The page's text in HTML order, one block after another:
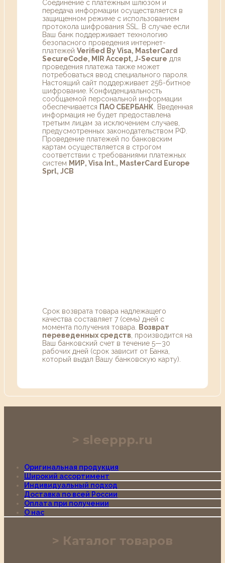
Соединение с платежным шлюзом и
передача информации осуществляется в
защищенном режиме с использованием
протокола шифрования SSL. В случае если
Ваш банк поддерживает технологию
безопасного проведения интернет-
платежей Verified By Visa, MasterCard
SecureCode, MIR Accept, J-Secure для
проведения платежа также может
потребоваться ввод специального пароля.
Настоящий сайт поддерживает 256-битное
шифрование. Конфиденциальность
сообщаемой персональной информации
обеспечивается ПАО СБЕРБАНК . Введенная
информация не будет предоставлена
третьим лицам за исключением случаев,
предусмотренных законодательством РФ.
Проведение платежей по банковским
картам осуществляется в строгом
соответствии с требованиями платежных
систем МИР, Visa Int., MasterCard Europe
Sprl, JCB
Срок возврата товара надлежащего
качества составляет 7 (семь) дней с
момента получения товара.
Возврат
переведенных средств , производится на
Ваш банковский счет в течение 5—30
рабочих дней (срок зависит от Банка,
который выдал Вашу банковскую карту).
sleeppp.ru
Оригинальная продукция
Широкий ассортимент
Индивидуальный подход
Доставка по всей России
Оплата при получении
О нас
Каталог товаров